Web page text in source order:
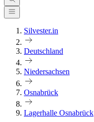
Silvester.in
Deutschland
Niedersachsen
Osnabrück
Lagerhalle Osnabrück